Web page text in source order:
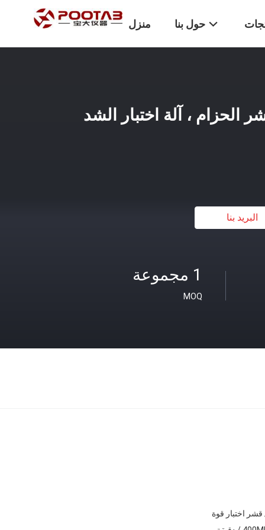
منزل حول بنا
الحزام ، آلة اختبار الشد
البريد بنا
1 مجموعة
MOQ
اختبار قوة